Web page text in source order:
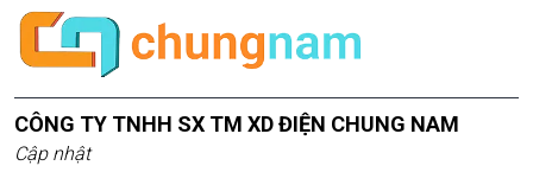
CÔNG TY TNHH SX TM XD ĐIỆN CHUNG NAM
Cập nhật